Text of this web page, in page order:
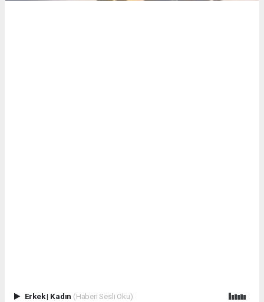
Erkek| Kadın (Haberi Sesli Oku)